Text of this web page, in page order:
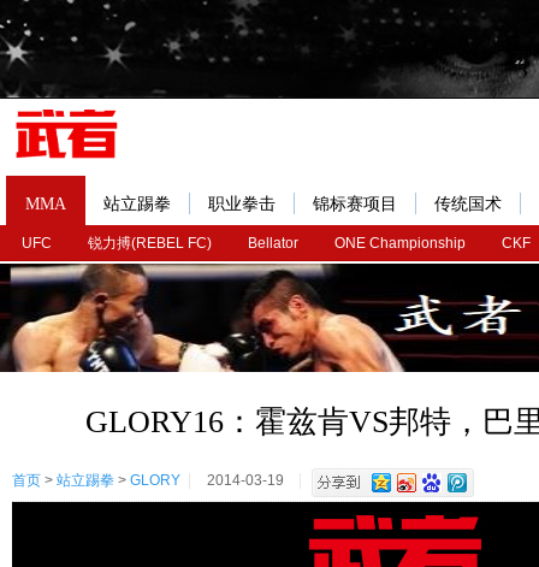
MMA
UFC 锐力搏(REBEL FC) Bellator ONE Championship CKF
站立踢拳 职业拳击 锦标赛项目 传统国术
GLORY16：霍兹肯VS邦特，巴
首页 > 站立踢拳 > GLORY 2014-03-19